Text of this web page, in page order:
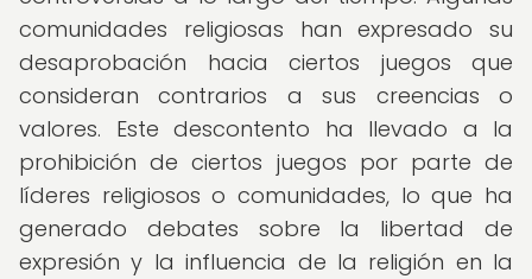
comunidades religiosas han expresado su
desaprobación hacia ciertos juegos que
consideran contrarios a sus creencias o
valores. Este descontento ha llevado a la
prohibición de ciertos juegos por parte de
líderes religiosos o comunidades, lo que ha
generado debates sobre la libertad de
expresión y la influencia de la religión en la